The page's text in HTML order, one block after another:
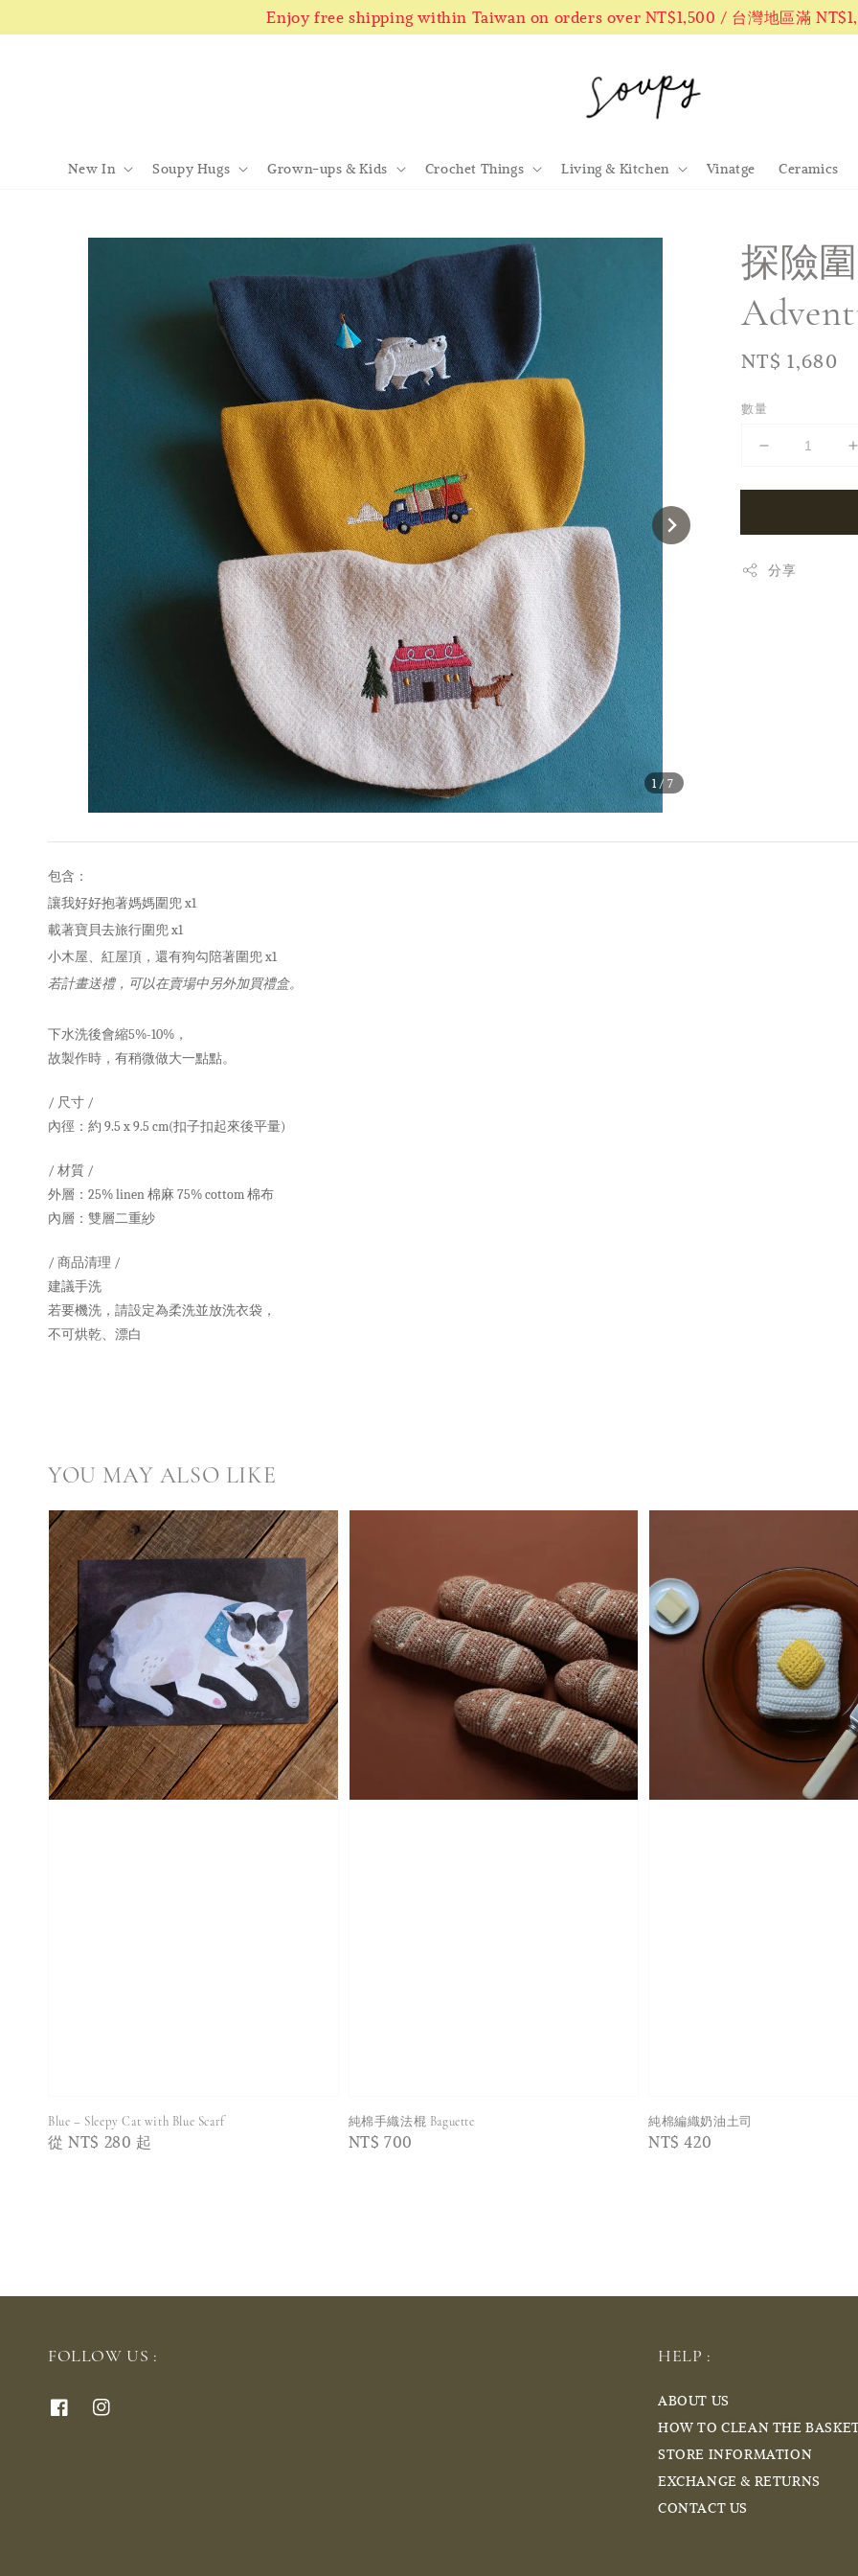
Enjoy free shipping within Taiwan on orders over NT$1,500 / 台灣地區滿
New In Soupy Hugs Grown-ups & Kids Crochet Things Living & Kitchen Vinatge Ceramics
1 /7
探險
Regular
NT$ 1,680
數量
分享
包含：
讓我好好抱著媽媽圍兜 x1
載著寶貝去旅行圍兜x1
小木屋、紅屋頂，還有狗勾陪著圍兜x1
若計畫送禮，可以在賣場中另外加買禮盒。
下水洗後會縮5%-10%，
故製作時，有稍微做大一點點。
/ 尺寸 /
內徑：約 9.5 x 9.5 cm(扣子扣起來後平量)
/ 材質 /
外層：25%linen 棉麻 75% cottom 棉布
內層：雙層二重紗
/ 商品清理 /
建議手洗
若要機洗，請設定為柔洗並放洗衣袋，
不可烘乾、漂白
YOU MAY ALSO LIKE
Blue – Sleepy Cat with Blue Scarf
Regular
從NT$ 280 起
純棉手織法棍 Baguette
Regular
NT$ 700
純棉編織奶油土司
Regular
NT$ 420
FOLLOW US : HELP :
ABOUT US
HOW TO CLEAN THE
STORE INFORMATION
EXCHANGE & RETURNS
CONTACT US